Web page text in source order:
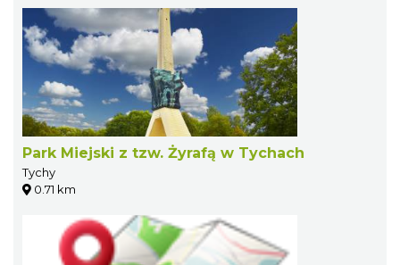
Park Miejski z tzw. Żyrafą w Tychach
Tychy
0.71 km